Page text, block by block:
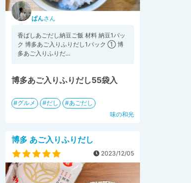
ぱんさん
香ばしあごだし納豆ご飯 材料 納豆1パッ
ク 博多あご入りふりだし1パック ① 博
多あご入りふりだ...
博多あご入りふりだし55袋入
グルメ だし
あごだし
味の和光
博多 あご入りふりだし
2023/12/05